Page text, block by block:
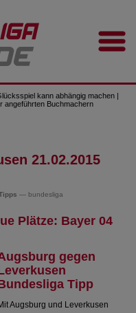
kann abhängig machen |
angeführten Buchmachern
21.02.2015
— bundesliga
Plätze: Bayer 04
gegen
Tipp
Augsburg und Leverkusen